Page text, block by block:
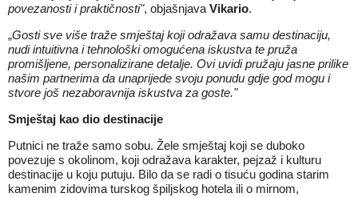
povezanosti i praktičnosti", objašnjava Vikario.
„Gosti sve više traže smještaj koji odražava samu destinaciju,
nudi intuitivna i tehnološki omogućena iskustva te pruža
promišljene, personalizirane detalje. Ovi uvidi pružaju jasne prilike
našim partnerima da unaprijede svoju ponudu gdje god mogu i
stvore još nezaboravnija iskustva za goste."
Smještaj kao dio destinacije
Putnici ne traže samo sobu. Žele smještaj koji se duboko
povezuje s okolinom, koji odražava karakter, pejzaž i kulturu
destinacije u koju putuju. Bilo da se radi o tisuću godina starim
kamenim zidovima turskog špiljskog hotela ili o mirnom,